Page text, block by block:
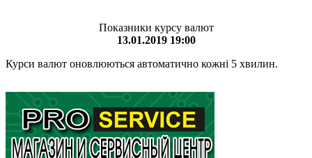
Показники курсу валют
13.01.2019 19:00
Курси валют оновлюються автоматично кожні 5 хвилин.